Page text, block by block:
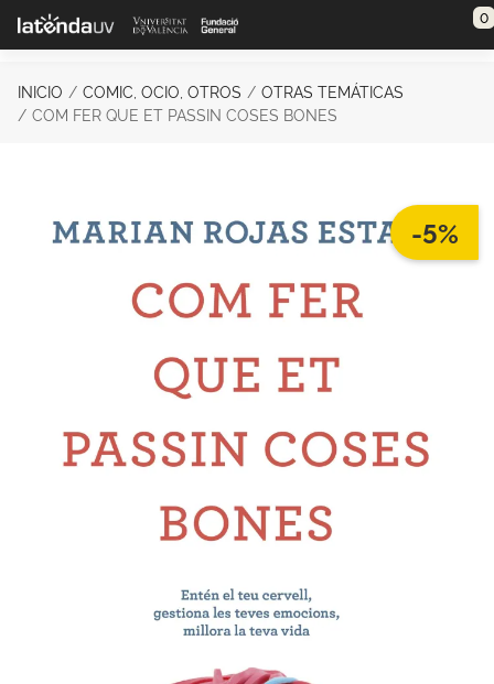
Saltar al contenido principal 0
INICIO COMIC, OCIO, OTROS
OTRAS TEMÁTICAS
COM FER QUE ET PASSIN COSES BONES
-5%